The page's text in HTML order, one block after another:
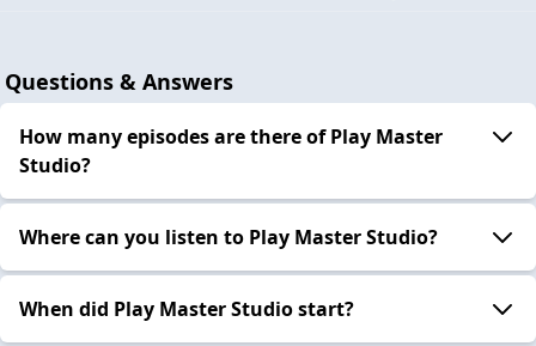
Questions & Answers
How many episodes are there of Play Master
Studio?
Where can you listen to Play Master Studio?
When did Play Master Studio start?